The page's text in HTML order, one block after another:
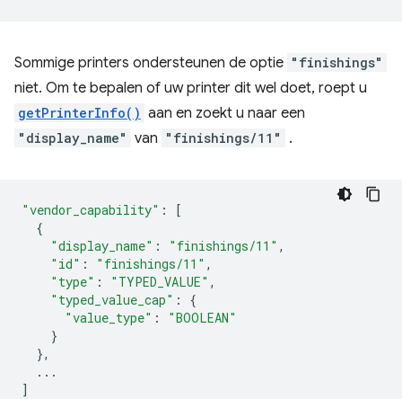
Sommige printers ondersteunen de optie "finishings"
niet. Om te bepalen of uw printer dit wel doet, roept u
getPrinterInfo() aan en zoekt u naar een
"display_name" van "finishings/11" .
"vendor_capability" :
[
{
"display_name" : "finishings/11" ,
"id" : "finishings/11" ,
"type" : "TYPED_VALUE" ,
"typed_value_cap" :
{
"value_type" :
"BOOLEAN"
}
},
...
]